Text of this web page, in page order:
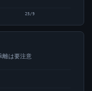
25/9
離は要注意